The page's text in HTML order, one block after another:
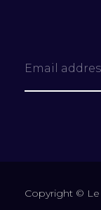
Email
Copyright © Le